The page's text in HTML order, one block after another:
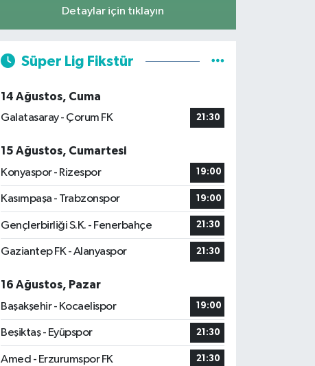
Detaylar için tıklayın
Süper Lig Fikstür
14 Ağustos, Cuma
Galatasaray - Çorum FK
21:30
15 Ağustos, Cumartesi
Konyaspor - Rizespor
19:00
Kasımpaşa - Trabzonspor 19:00
Gençlerbirliği S.K. - Fenerbahçe 21:30
Gaziantep FK - Alanyaspor 21:30
16 Ağustos, Pazar
Başakşehir - Kocaelispor
19:00
Beşiktaş - Eyüpspor 21:30
Amed - Erzurumspor FK 21:30